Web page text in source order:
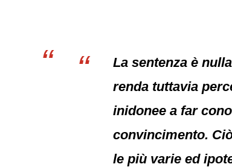
La sentenza è
renda tuttavia
inidonee a far
convincimento.
le più varie ed